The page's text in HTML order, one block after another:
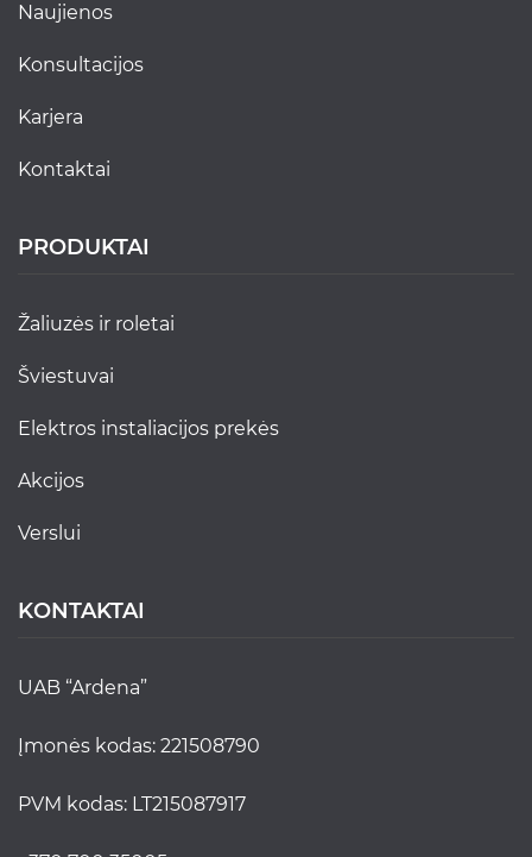
naujienos
konsultacijos
karjera
kontaktai
PRODUKTAI
žaliuzės ir roletai
šviestuvai
elektros instaliacijos prekės
akcijos
verslui
KONTAKTAI
UAB “Ardena”
Įmonės kodas: 221508790
PVM kodas: LT215087917